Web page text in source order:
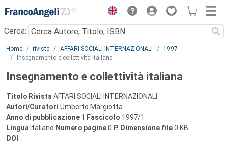
Menu
Cerca:
Main content
Home riviste AFFARI SOCIALI INTERNAZIONALI
1997
Insegnamento e collettività italiana
Insegnamento e collettività italiana
Titolo Rivista AFFARI SOCIALI INTERNAZIONALI
Autori/Curatori Umberto Margiotta
Anno di pubblicazione 1 Fascicolo 1997/1
Lingua Italiano Numero pagine0 P. Dimensione file0 KB
DOI